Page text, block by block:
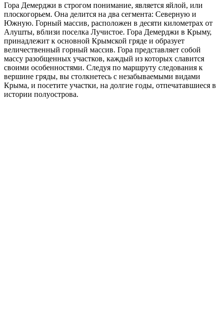
Гора Демерджи в строгом понимание, является яйлой, или
плоскогорьем. Она делится на два сегмента: Северную и
Южную. Горный массив, расположен в десяти километрах от
Алушты, вблизи поселка Лучистое. Гора Демерджи в Крыму,
принадлежит к основной Крымской гряде и образует
величественный горный массив. Гора представляет собой
массу разобщенных участков, каждый из которых славится
своими особенностями. Следуя по маршруту следования к
вершине гряды, вы столкнетесь с незабываемыми видами
Крыма, и посетите участки, на долгие годы, отпечатавшиеся в
истории полуострова.